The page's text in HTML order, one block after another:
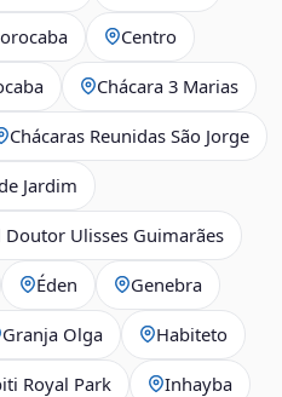
Centro
Chácara 3 Marias
Chácaras Reunidas São Jorge
Jardim
Ulisses Guimarães
Éden Genebra
Granja Olga Habiteto
Royal Park Inhayba